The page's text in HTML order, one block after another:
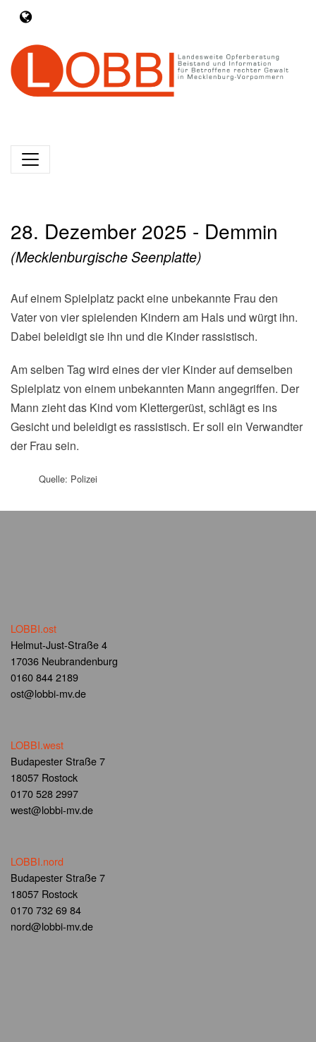
28. Dezember 2025 - Demmin
(Mecklenburgische Seenplatte)
Auf einem Spielplatz packt eine unbekannte Frau den
Vater von vier spielenden Kindern am Hals und würgt ihn.
Dabei beleidigt sie ihn und die Kinder rassistisch.
Am selben Tag wird eines der vier Kinder auf demselben
Spielplatz von einem unbekannten Mann angegriffen. Der
Mann zieht das Kind vom Klettergerüst, schlägt es ins
Gesicht und beleidigt es rassistisch. Er soll ein Verwandter
der Frau sein.
Quelle: Polizei
LOBBI.ost
Helmut-Just-Straße 4
17036 Neubrandenburg
0160 844 2189
ost@lobbi-mv.de
LOBBI.west
Budapester Straße 7
18057 Rostock
0170 528 2997
west@lobbi-mv.de
LOBBI.nord
Budapester Straße 7
18057 Rostock
0170 732 69 84
nord@lobbi-mv.de